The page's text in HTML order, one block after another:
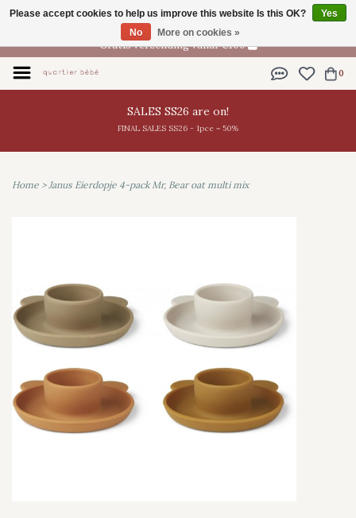
EN
Gratis verzending vanaf €100
0
SALES SS26 are on!
FINAL SALES SS26 - 1pce = 50%
Home >Janus Eierdopje 4-pack Mr, Bear oat multi mix
Please accept cookies to help us improve this website Is this OK?
Yes
No
More on cookies »